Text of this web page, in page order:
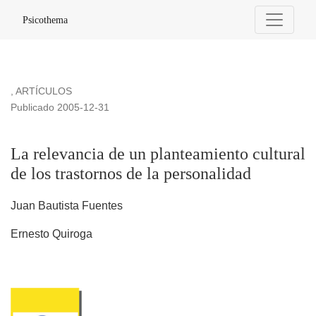
La relevancia de un planteamiento cultural de los trastornos
Psicothema
, ARTÍCULOS
La relevancia de un planteamiento cultural
de los trastornos de la personalidad
Publicado 2005-12-31
Juan Bautista Fuentes
Ernesto Quiroga